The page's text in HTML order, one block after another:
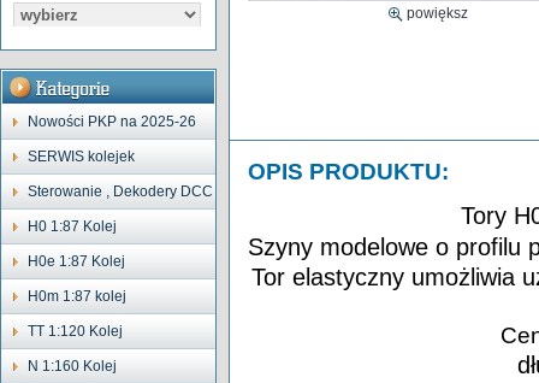
Nowości PKP na 2025-26
SERWIS kolejek
Sterowanie , Dekodery DCC
H0 1:87 Kolej
H0e 1:87 Kolej
H0m 1:87 kolej
TT 1:120 Kolej
N 1:160 Kolej
powiększ
OPIS PRODUKTU:
Tory
Szyny modelowe o profilu
Tor elastyczny umożliwia